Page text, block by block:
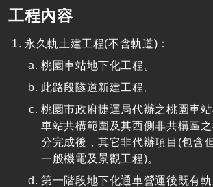
工程內容
永久軌土建工程(不含軌道)：
桃園車站地下化工程。
此路段隧道新建工程。
桃園市政府捷運局代辦之桃園車
車站共構範圍及其西側非共構區
分完成後，其它非代辦項目(包含
一般機電及景觀工程)。
第一階段地下化通車營運後既有